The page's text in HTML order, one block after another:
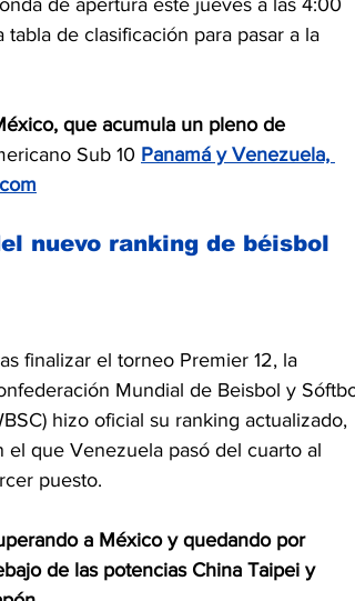
de apertura este jueves a las 4:00
de clasificación para pasar a la
que acumula un pleno de
Sub 10 Panamá y Venezuela,
nuevo ranking de béisbol
finalizar el torneo Premier 12, la
Mundial de Beisbol y
hizo oficial su ranking actualizado,
el que Venezuela pasó del cuarto al
puesto.
a México y quedando por
de las potencias China Taipei y